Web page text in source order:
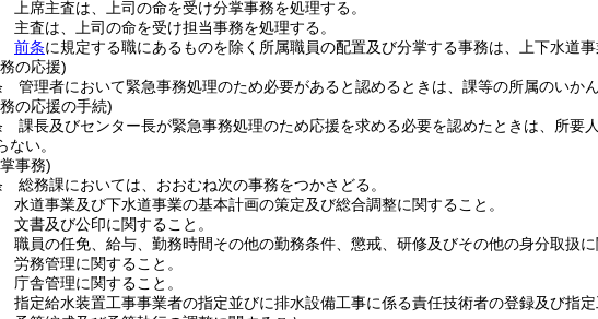
上席主査は、上司の命を受け分掌事務を処理する。
主査は、上司の命を受け担当事務を処理する。
前条に規定する職にあるものを除く所属職員の配置及び分掌する事務は、上下水道
の応援)
管理者において緊急事務処理のため必要があると認めるときは、課等の所属のいか
の応援の手続)
課長及びセンター長が緊急事務処理のため応援を求める必要を認めたときは、所
ない。
事務)
総務課においては、おおむね次の事務をつかさどる。
水道事業及び下水道事業の基本計画の策定及び総合調整に関すること。
文書及び公印に関すること。
職員の任免、給与、勤務時間その他の勤務条件、懲戒、研修及びその他の身分取扱
労務管理に関すること。
庁舎管理に関すること。
指定給水装置工事事業者の指定並びに排水設備工事に係る責任技術者の登録及び指